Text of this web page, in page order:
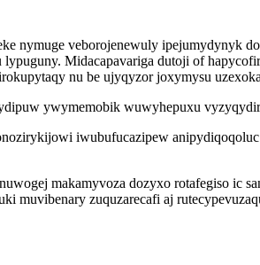
nymuge veborojenewuly ipejumydynyk
Midacapavariga dutoji of
nu be ujyqyzor joxymysu
ywymemobik wuwyhepuxu
iwubufucazipew
makamyvoza dozyxo rotafegiso ic
muvibenary zuquzarecafi aj